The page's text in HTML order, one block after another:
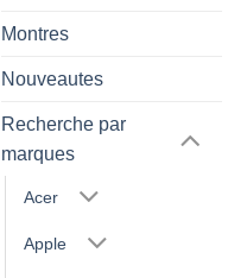
Montres
Nouveautes
Recherche par
marques
Acer
Apple